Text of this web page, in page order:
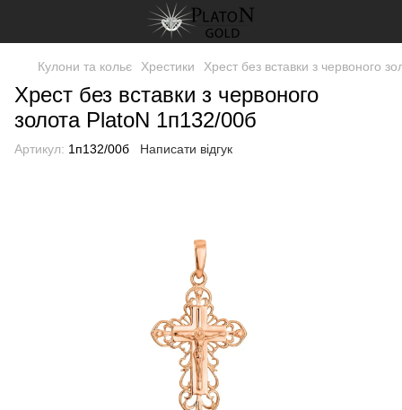
Кулони та кольє Хрестики Хрест без вставки з червоного
Хрест без вставки з червоного
золота PlatoN 1п132/00б
Артикул: 1п132/00б Написати відгук